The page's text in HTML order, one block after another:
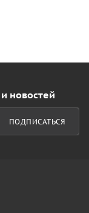
новостей
ПОДПИСАТЬСЯ